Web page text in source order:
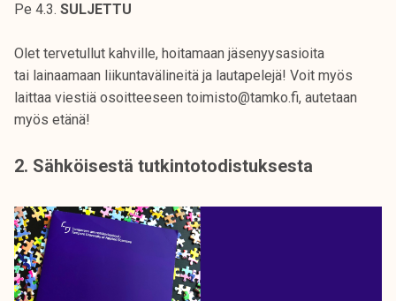
Pe 4.3. SULJETTU
Olet tervetullut kahville, hoitamaan jäsenyysasioita
tai lainaamaan liikuntavälineitä ja lautapelejä! Voit myös
laittaa viestiä osoitteeseen toimisto@tamko.fi, autetaan
myös etänä!
2. Sähköisestä tutkintotodistuksesta